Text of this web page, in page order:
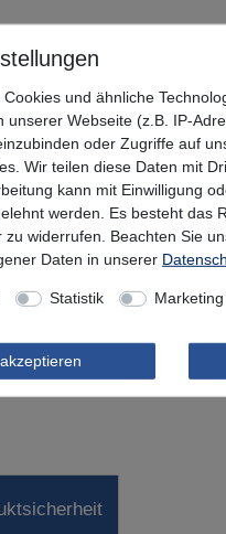
und ähnliche
unserer Webseite (z.B. IP-
oder Zugriffe auf
Wir teilen diese Daten mit
kann mit Einwilligung
werden. Es besteht das
zu widerrufen. Beachten Sie
Daten in unserer
Statistik Marketing